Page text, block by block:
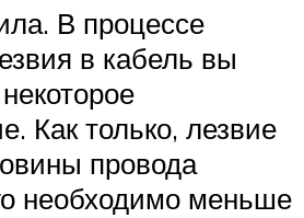
В процессе
в кабель вы
Как только, лезвие
провода
необходимо меньше